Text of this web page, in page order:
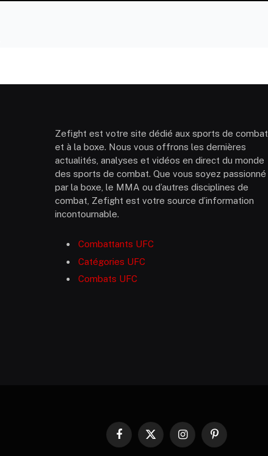
Zefight est votre site dédié aux sports de combat
et à la boxe. Nous vous offrons les dernières
actualités, analyses et vidéos en direct du monde
des sports de combat. Que vous soyez passionné
par la boxe, le MMA ou d’autres disciplines de
combat, Zefight est votre source d’information
incontournable.
Combattants UFC
Catégories UFC
Combats UFC
Facebook
X
InstagramPinterest